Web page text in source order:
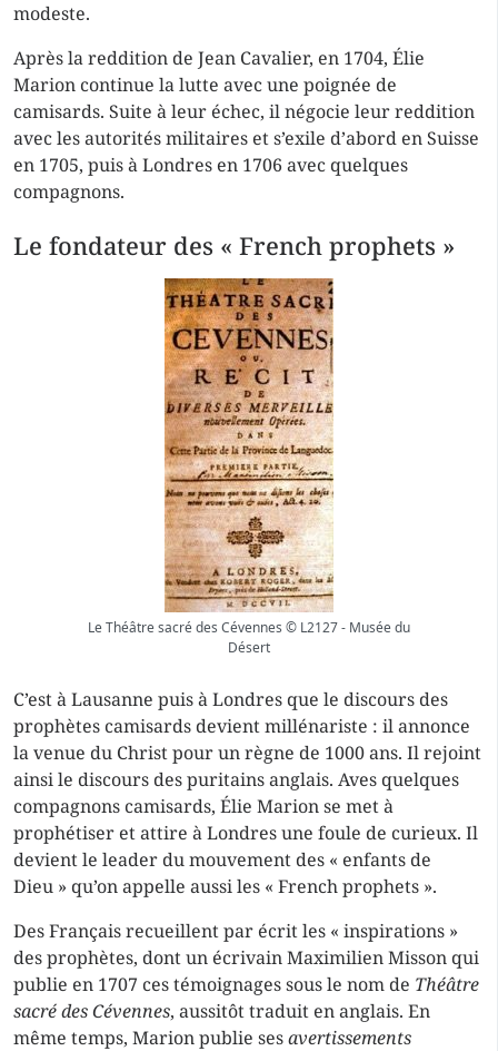
modeste.
Après la reddition de Jean Cavalier, en 1704, Élie
Marion continue la lutte avec une poignée de
camisards. Suite à leur échec, il négocie leur reddition
avec les autorités militaires et s’exile d’abord en Suisse
en 1705, puis à Londres en 1706 avec quelques
compagnons.
Le fondateur des « French prophets »
Le Théâtre sacré des Cévennes © L2127 - Musée du
Désert
C’est à Lausanne puis à Londres que le discours des
prophètes camisards devient millénariste : il annonce
la venue du Christ pour un règne de 1000 ans. Il rejoint
ainsi le discours despuritainsanglais. Aves quelques
compagnons camisards, Élie Marion se met à
prophétiser et attire à Londres une foule de curieux. Il
devient le leader du mouvement des « enfants de
Dieu » qu’on appelle aussi les « French prophets ».
Des Français recueillent par écrit les « inspirations »
des prophètes, dont un écrivain Maximilien Misson qui
publie en 1707 ces témoignages sous le nom de Théâtre
sacré des Cévennes, aussitôt traduit en anglais. En
même temps, Marion publie sesavertissements